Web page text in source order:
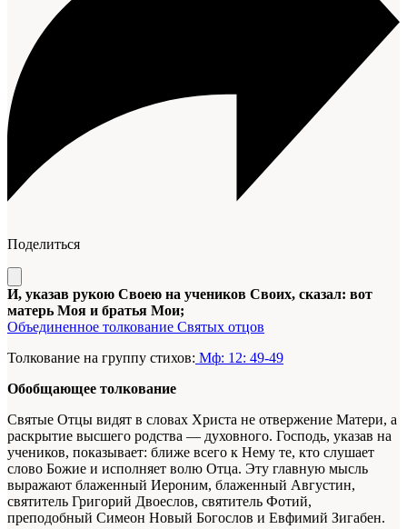
Поделиться
И, указав рукою Своею на учеников Своих, сказал: вот
матерь Моя и братья Мои;
Объединенное толкование Святых отцов
Толкование на группу стихов: Мф: 12: 49-49
Обобщающее толкование
Святые Отцы видят в словах Христа не отвержение Матери, а
раскрытие высшего родства — духовного. Господь, указав на
учеников, показывает: ближе всего к Нему те, кто слушает
слово Божие и исполняет волю Отца. Эту главную мысль
выражают блаженный Иероним, блаженный Августин,
святитель Григорий Двоеслов, святитель Фотий,
преподобный Симеон Новый Богослов и Евфимий Зигабен.